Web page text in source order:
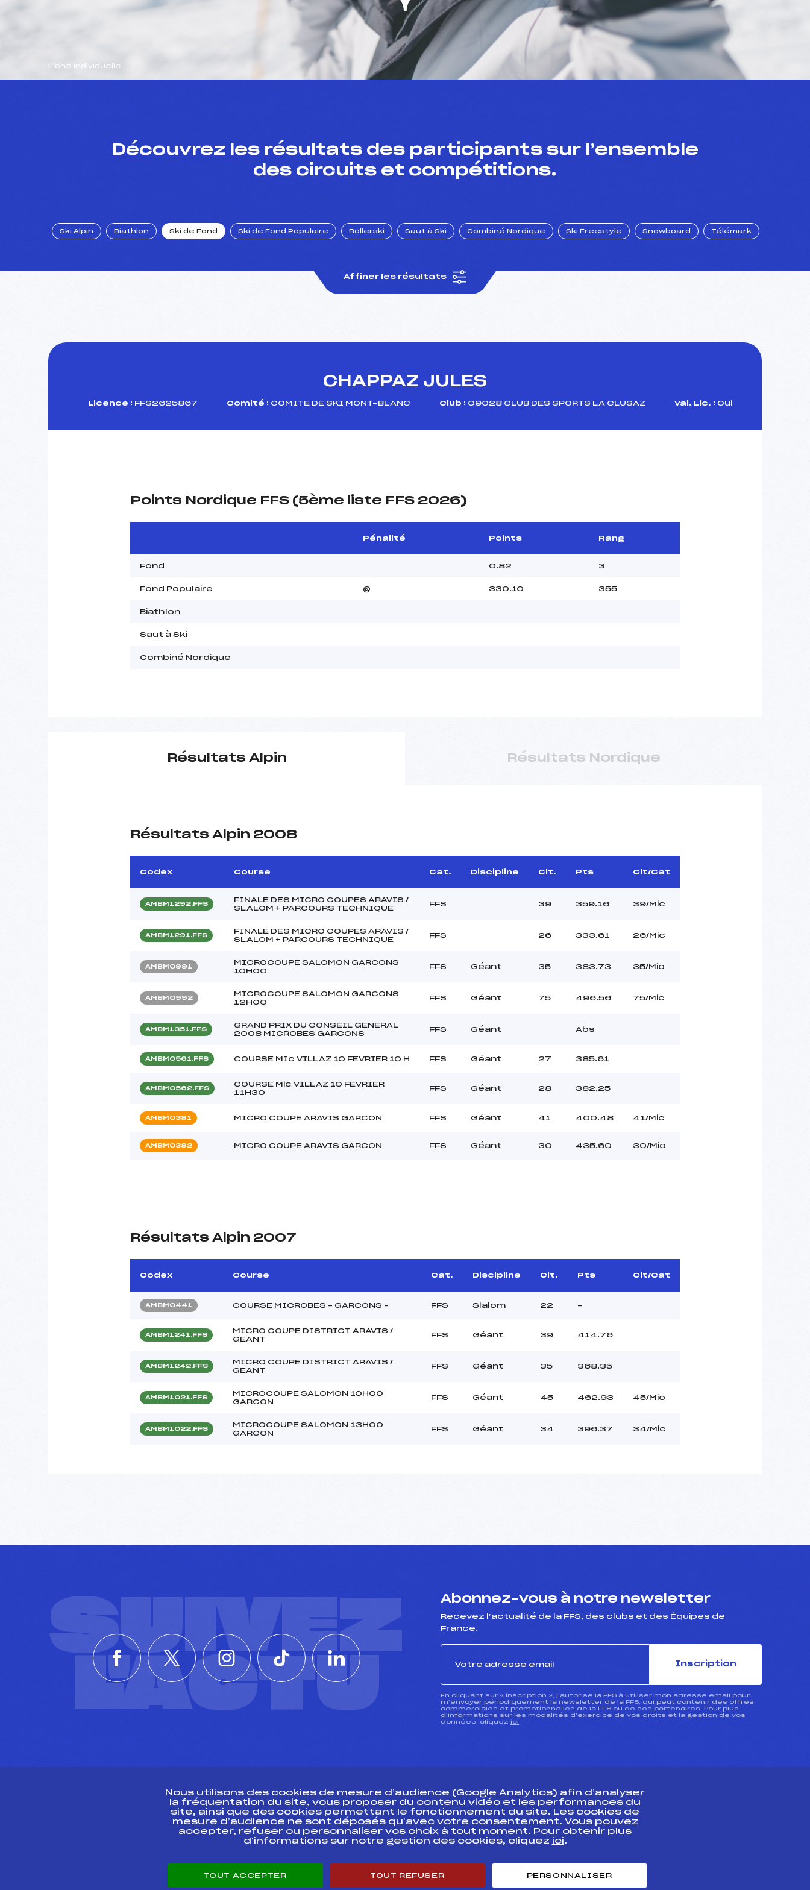
Fiche individuelle
Découvrez les résultats des participants sur l’ensemble
des circuits et compétitions.
Ski Alpin Biathlon Ski de Fond Ski de Fond Populaire Rollerski Saut à Ski Combiné Nordique Ski Freestyle Snowboard Télémark
Affiner les résultats
CHAPPAZ JULES
Licence : FFS2625867 Comité : COMITE DE SKI MONT-BLANC Club : 09028 CLUB DES SPORTS LA CLUSAZ Val. Lic. : Oui
Points Nordique FFS (5ème liste FFS 2026)
Pénalité Points Rang
Fond 0.82 3
Fond Populaire @ 330.10 355
Biathlon
Saut à Ski
Combiné Nordique
Résultats Alpin Résultats Nordique
Résultats Alpin 2008
Codex Course Cat. Discipline Clt. Pts Clt/Cat
AMBM1292.FFS
FINALE DES MICRO COUPES ARAVIS /
SLALOM + PARCOURS TECHNIQUE
FFS 39 359.16 39/Mic
AMBM1291.FFS
FINALE DES MICRO COUPES ARAVIS /
SLALOM + PARCOURS TECHNIQUE
FFS 26 333.61 26/Mic
AMBM0991
MICROCOUPE SALOMON GARCONS
10H00
FFS Géant 35 383.73 35/Mic
AMBM0992
MICROCOUPE SALOMON GARCONS
12H00
FFS Géant 75 496.56 75/Mic
AMBM1351.FFS
GRAND PRIX DU CONSEIL GENERAL
2008 MICROBES GARCONS
FFS Géant Abs
AMBM0561.FFS COURSE MIc VILLAZ 10 FEVRIER 10 H FFS Géant 27 385.61
AMBM0562.FFS
COURSE Mic VILLAZ 10 FEVRIER
11H30
FFS Géant 28 382.25
AMBM0381 MICRO COUPE ARAVIS GARCON FFS Géant 41 400.48 41/Mic
AMBM0382 MICRO COUPE ARAVIS GARCON FFS Géant 30 435.60 30/Mic
Résultats Alpin 2007
Codex Course Cat. Discipline Clt. Pts Clt/Cat
AMBM0441 COURSE MICROBES – GARCONS – FFS Slalom 22 –
AMBM1241.FFS
MICRO COUPE DISTRICT ARAVIS /
GEANT
FFS Géant 39 414.76
AMBM1242.FFS
MICRO COUPE DISTRICT ARAVIS /
GEANT
FFS Géant 35 368.35
AMBM1021.FFS
MICROCOUPE SALOMON 10H00
GARCON
FFS Géant 45 462.93 45/Mic
AMBM1022.FFS
MICROCOUPE SALOMON 13H00
GARCON
FFS Géant 34 396.37 34/Mic
SUIVEZ
L'ACTU
Abonnez-vous à notre newsletter
Recevez l’actualité de la FFS, des clubs et des Équipes de
France.
Inscription
En cliquant sur « inscription », j’autorise la FFS à utiliser mon adresse email pour
m’envoyer périodiquement la newsletter de la FFS, qui peut contenir des offres
commerciales et promotionnelles de la FFS ou de ses partenaires. Pour plus
d’informations sur les modalités d’exercice de vos droits et la gestion de vos
données, cliquez ici
ESPACE PRESSE
Ressources
Pass’Neige
Projet sportif fédéral
Pôle vie de l’athlète
Enseignement professionnel
Nous utilisons des cookies de mesure d’audience (Google Analytics) afin d’analyser
la fréquentation du site, vous proposer du contenu vidéo et les performances du
site, ainsi que des cookies permettant le fonctionnement du site. Les cookies de
mesure d’audience ne sont déposés qu’avec votre consentement. Vous pouvez
accepter, refuser ou personnaliser vos choix à tout moment. Pour obtenir plus
d'informations sur notre gestion des cookies, cliquez ici.
TOUT ACCEPTER TOUT REFUSER PERSONNALISER